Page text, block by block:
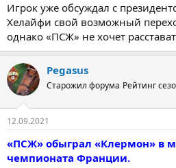
Игрок уже обсуждал с
Хелайфи свой возможный
однако «ПСЖ» не хочет
Pegasus
Старожил форума Рейтинг
12.09.2021
«ПСЖ» обыграл «Клермон» в
чемпионата Франции.